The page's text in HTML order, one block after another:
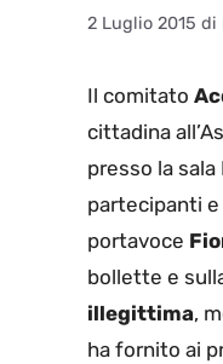
2 Luglio 2015 di
Il comitato
cittadina
presso la
partecipanti
portavoce
bollette e
illegittima,
ha fornito ai